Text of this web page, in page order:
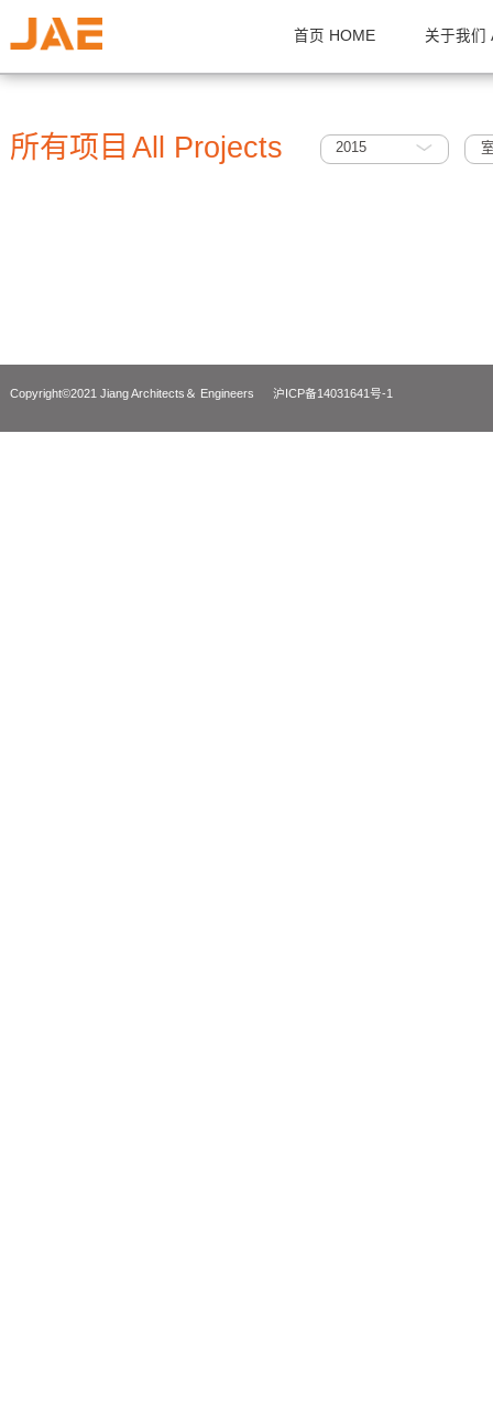
首页 HOME 关
所有项目 All Projects 2015
Copyright©2021 Jiang Architects＆ Engineers 沪ICP备14031641号-1